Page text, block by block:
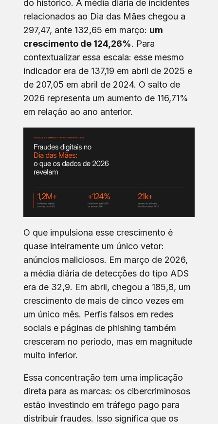
do histórico. A média diária de incidentes
relacionados ao Dia das Mães chegou a
297,47, ante 132,65 em março: um
crescimento de 124,26%. Para
contextualizar essa escala: esse mesmo
indicador era de 137,19 em abril de 2025 e
de 207,05 em abril de 2024. O salto de
2026 representa um aumento de 116,71%
em relação ao ano anterior.
O que impulsiona esse crescimento é
quase inteiramente um único vetor:
anúncios maliciosos. Em março de 2026,
a média diária de detecções do tipo ADS
era de 32,9. Em abril, chegou a 185,8, um
crescimento de mais de cinco vezes em
um único mês. Perfis falsos em redes
sociais e páginas de phishing também
cresceram no período, mas em magnitude
muito inferior.
Essa concentração tem uma implicação
direta para as marcas: os cibercriminosos
estão investindo em tráfego pago para
distribuir fraudes. Isso significa que os